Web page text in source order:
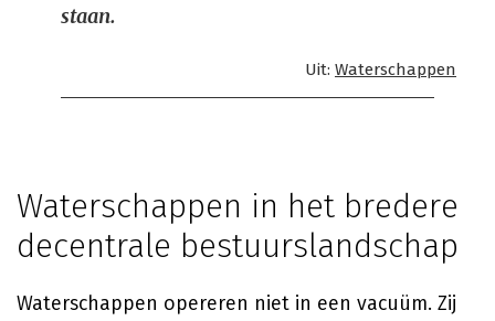
staan.
Uit: Waterschappen
Waterschappen in het bredere
decentrale bestuurslandschap
Waterschappen opereren niet in een vacuüm. Zij